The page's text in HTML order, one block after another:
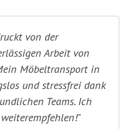
von der
Arbeit von
Möbeltransport in
und stressfrei dank
Teams. Ich